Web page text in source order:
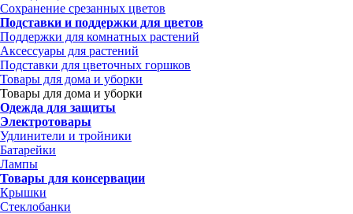
Сохранение срезанных цветов
Подставки и поддержки для цветов
Поддержки для комнатных растений
Аксессуары для растений
Подставки для цветочных горшков
Товары для дома и уборки
Товары для дома и уборки
Одежда для защиты
Электротовары
Удлинители и тройники
Батарейки
Лампы
Товары для консервации
Крышки
Стеклобанки